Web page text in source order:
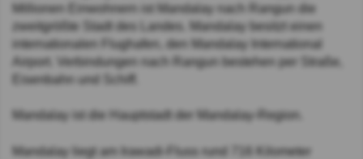
Millionen Einwohnern ist Mandalay nach Rangun die
zweitgrößte Stadt des Landes. Mandalay besitzt einen
internationalen Flughafen, den Mandalay International
Airport. Verbindungen nach Rangun bestehen per Straße,
Eisenbahn und Schiff.
Mandalay ist die Hauptstadt der Mandalay-Region.
Mandalay liegt am Irawadi-Fluss rund 716 Kilometer